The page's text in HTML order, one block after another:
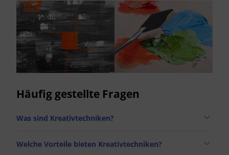
Häufig gestellte Fragen
Was sind Kreativtechniken?
Welche Vorteile bieten Kreativtechniken?